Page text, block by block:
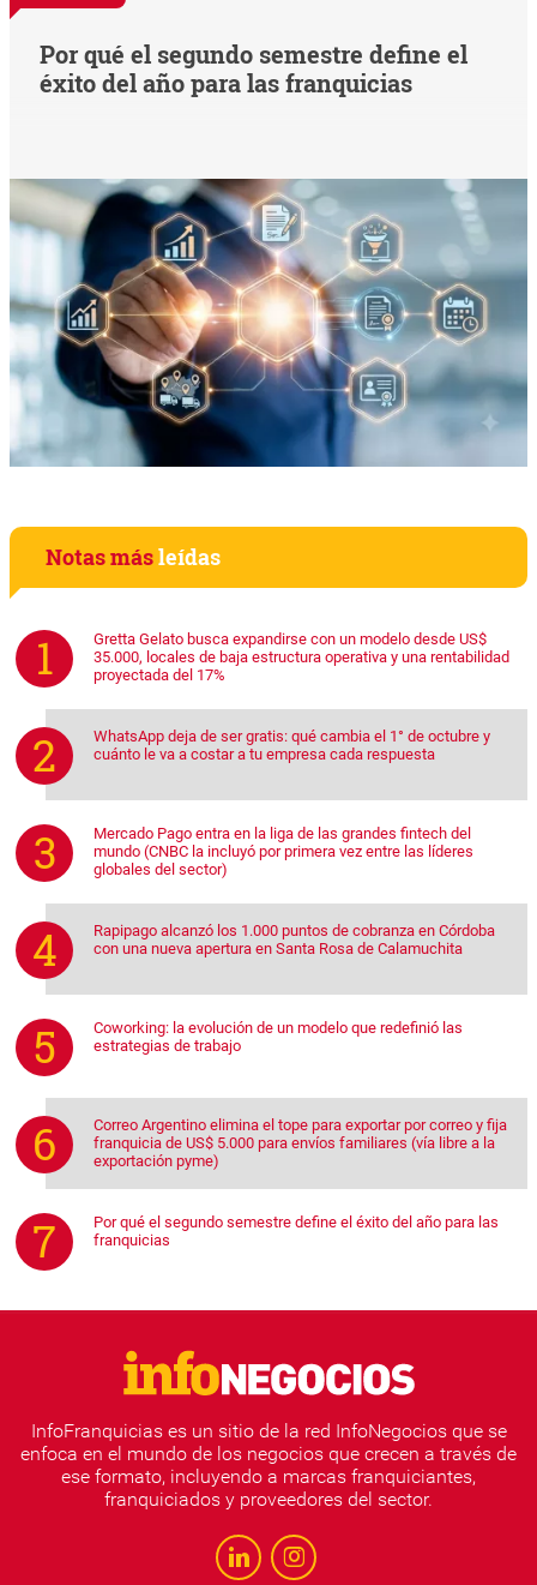
Por qué el segundo semestre define el
éxito del año para las franquicias
Notas másleídas
Gretta Gelato busca expandirse con un modelo desde US$
35.000, locales de baja estructura operativa y una rentabilidad
proyectada del 17%
WhatsApp deja de ser gratis: qué cambia el 1° de octubre y
cuánto le va a costar a tu empresa cada respuesta
Mercado Pago entra en la liga de las grandes fintech del
mundo (CNBC la incluyó por primera vez entre las líderes
globales del sector)
Rapipago alcanzó los 1.000 puntos de cobranza en Córdoba
con una nueva apertura en Santa Rosa de Calamuchita
Coworking: la evolución de un modelo que redefinió las
estrategias de trabajo
Correo Argentino elimina el tope para exportar por correo y fija
franquicia de US$ 5.000 para envíos familiares (vía libre a la
exportación pyme)
Por qué el segundo semestre define el éxito del año para las
franquicias
InfoFranquicias es un sitio de la red InfoNegocios que se
enfoca en el mundo de los negocios que crecen a través de
ese formato, incluyendo a marcas franquiciantes,
franquiciados y proveedores del sector.